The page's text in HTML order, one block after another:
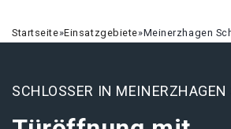
Startseite»Einsatzgebiete»Meinerzhagen
SCHLOSSER IN MEINERZHAGEN